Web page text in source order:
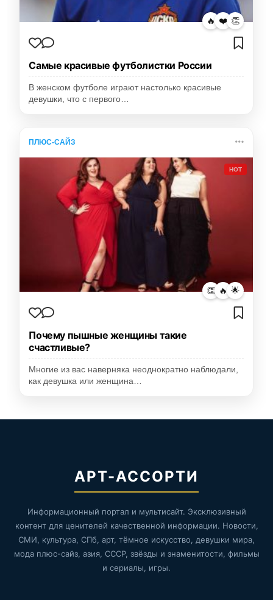
🔥 ❤️ 👏
Самые красивые футболистки России
В женском футболе играют настолько красивые
девушки, что с первого…
ПЛЮС-САЙЗ
HOT
👏 🔥 🌟
Почему пышные женщины такие
счастливые?
Многие из вас наверняка неоднократно наблюдали,
как девушка или женщина…
АРТ-АССОРТИ
Информационный портал и мультисайт. Эксклюзивный
контент для ценителей качественной информации. Новости,
СМИ, культура, СПб, арт, тёмное искусство, девушки мира,
мода плюс-сайз, азия, СССР, звёзды и знаменитости, фильмы
и сериалы, игры.